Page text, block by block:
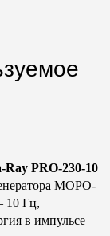
PRO-230-10
MOPO-
10 Гц,
в импульсе